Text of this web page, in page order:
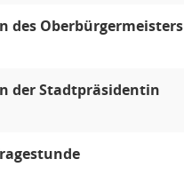
des Oberbürgermeisters
der Stadtpräsidentin